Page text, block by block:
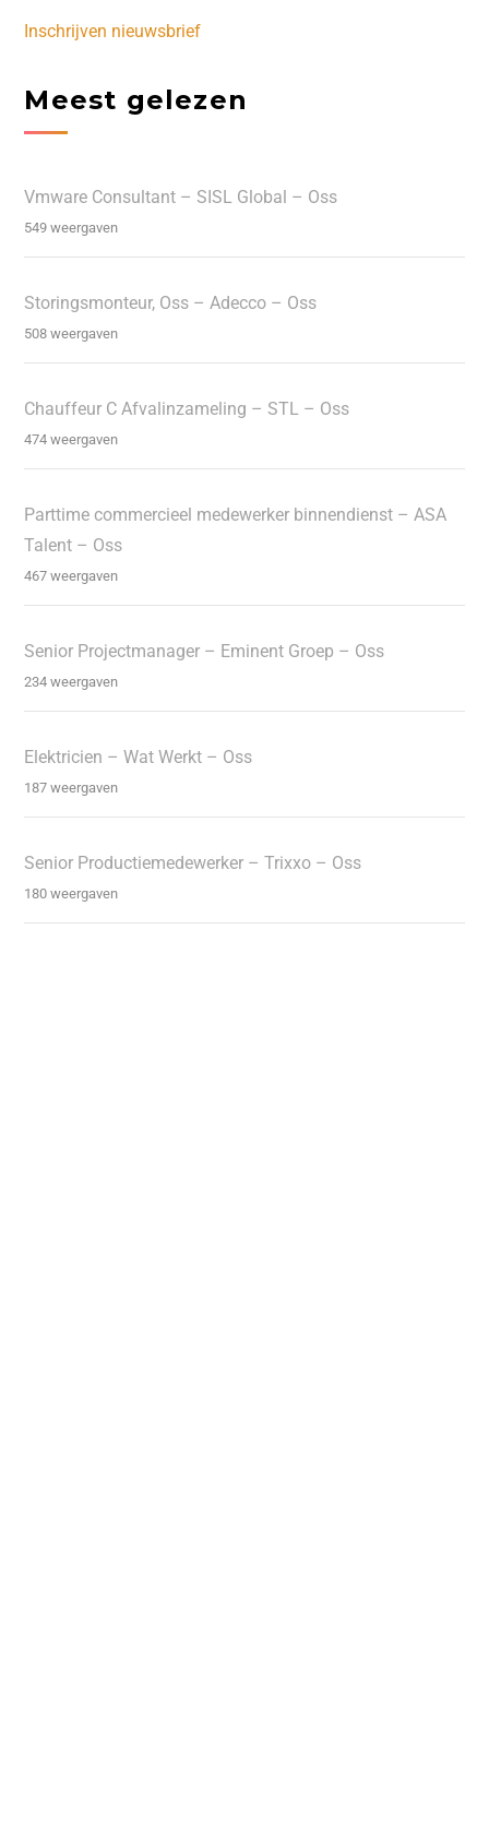
Inschrijven nieuwsbrief
Meest gelezen
Vmware Consultant – SISL Global – Oss
549 weergaven
Storingsmonteur, Oss – Adecco – Oss
508 weergaven
Chauffeur C Afvalinzameling – STL – Oss
474 weergaven
Parttime commercieel medewerker binnendienst – ASA
Talent – Oss
467 weergaven
Senior Projectmanager – Eminent Groep – Oss
234 weergaven
Elektricien – Wat Werkt – Oss
187 weergaven
Senior Productiemedewerker – Trixxo – Oss
180 weergaven